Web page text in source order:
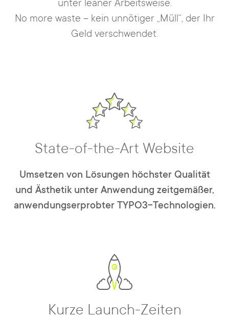
unter leaner Arbeitsweise.
No more waste – kein unnötiger „Müll“, der Ihr
Geld verschwendet.
State-of-the-Art Website
Umsetzen von Lösungen höchster Qualität
und Ästhetik unter Anwendung zeitgemäßer,
anwendungserprobter TYPO3-Technologien.
Kurze Launch-Zeiten